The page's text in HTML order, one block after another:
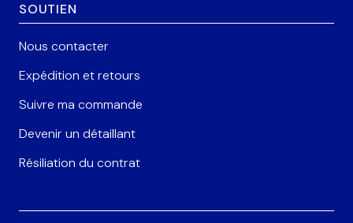
SOUTIEN
Nous contacter
Expédition et retours
Suivre ma commande
Devenir un détaillant
Résiliation du contrat